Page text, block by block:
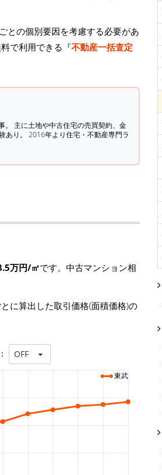
との個別要因を考慮する必要があ
で利用できる『不動産一括査定
。 主に土地や中古住宅の売買契約、金
あり。 2016年より住宅・不動産専門ラ
万円/㎡です。中古マンション相
に算出した取引価格(面積価格)の
OFF
東武